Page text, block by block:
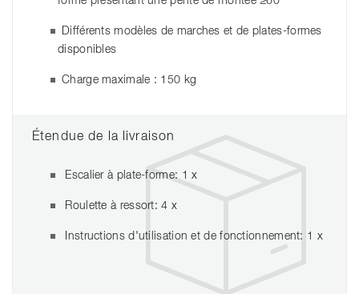
Différents modèles de marches et de plates-formes
disponibles
Charge maximale : 150 kg
Étendue de la livraison
Escalier à plate-forme: 1 x
Roulette à ressort: 4 x
Instructions d'utilisation et de fonctionnement: 1 x